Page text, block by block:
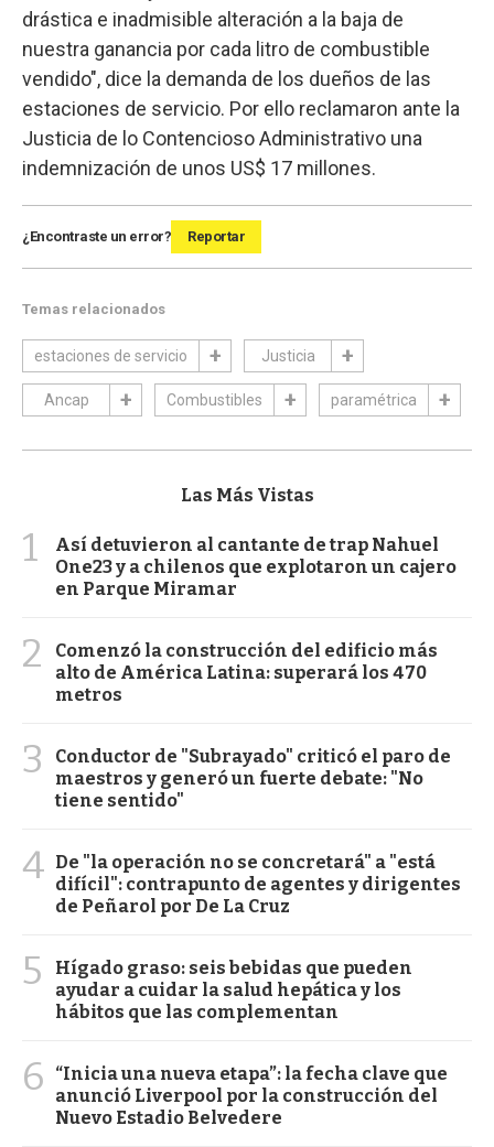
drástica e inadmisible alteración a la baja de
nuestra ganancia por cada litro de combustible
vendido", dice la demanda de los dueños de las
estaciones de servicio. Por ello reclamaron ante la
Justicia de lo Contencioso Administrativo una
indemnización de unos US$ 17 millones.
¿Encontraste un error? Reportar
Temas relacionados
estaciones de servicio Justicia
Ancap Combustibles paramétrica
Las Más Vistas
1
Así detuvieron al cantante de trap Nahuel
One23 y a chilenos que explotaron un cajero
en Parque Miramar
2
Comenzó la construcción del edificio más
alto de América Latina: superará los 470
metros
3
Conductor de "Subrayado" criticó el paro de
maestros y generó un fuerte debate: "No
tiene sentido"
4 De "la operación no se concretará" a "está
difícil": contrapunto de agentes y dirigentes
de Peñarol por De La Cruz
5
Hígado graso: seis bebidas que pueden
ayudar a cuidar la salud hepática y los
hábitos que las complementan
6
“Inicia una nueva etapa”: la fecha clave que
anunció Liverpool por la construcción del
Nuevo Estadio Belvedere